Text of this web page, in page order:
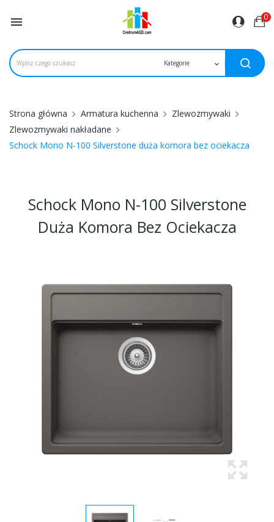
 0
Strona główna Armatura kuchenna
Zlewozmywaki
Zlewozmywaki nakładane
Schock Mono N-100 Silverstone duża komora bez ociekacza
Schock Mono N-100 Silverstone
Duża Komora Bez Ociekacza